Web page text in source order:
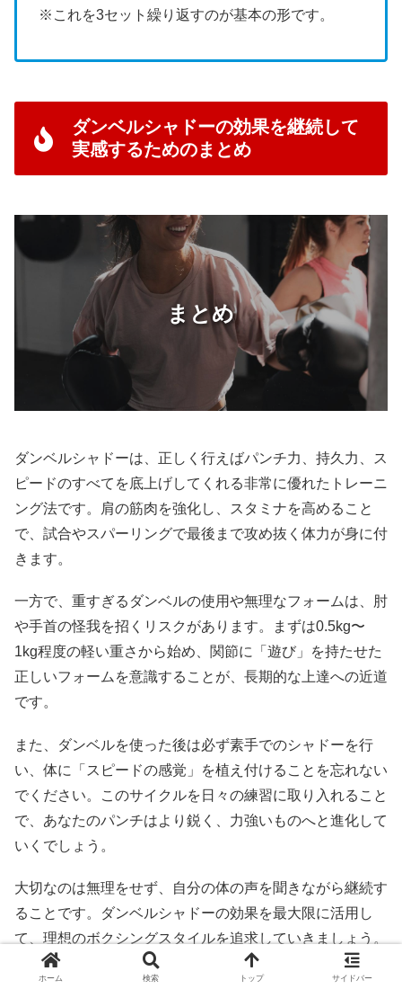
※これを3セット繰り返すのが基本の形です。
ダンベルシャドーの効果を継続して
実感するためのまとめ
まとめ
ダンベルシャドーは、正しく行えばパンチ力、持久力、ス
ピードのすべてを底上げしてくれる非常に優れたトレーニ
ング法です。肩の筋肉を強化し、スタミナを高めること
で、試合やスパーリングで最後まで攻め抜く体力が身に付
きます。
一方で、重すぎるダンベルの使用や無理なフォームは、肘
や手首の怪我を招くリスクがあります。まずは0.5kg〜
1kg程度の軽い重さから始め、関節に「遊び」を持たせた
正しいフォームを意識することが、長期的な上達への近道
です。
また、ダンベルを使った後は必ず素手でのシャドーを行
い、体に「スピードの感覚」を植え付けることを忘れない
でください。このサイクルを日々の練習に取り入れること
で、あなたのパンチはより鋭く、力強いものへと進化して
いくでしょう。
大切なのは無理をせず、自分の体の声を聞きながら継続す
ることです。ダンベルシャドーの効果を最大限に活用し
て、理想のボクシングスタイルを追求していきましょう。
ホーム 検索 トップ サイドバー